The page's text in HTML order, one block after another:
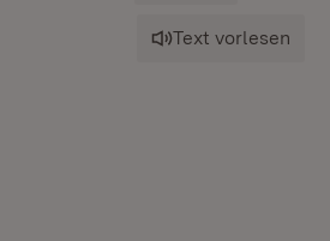
Text vorlesen